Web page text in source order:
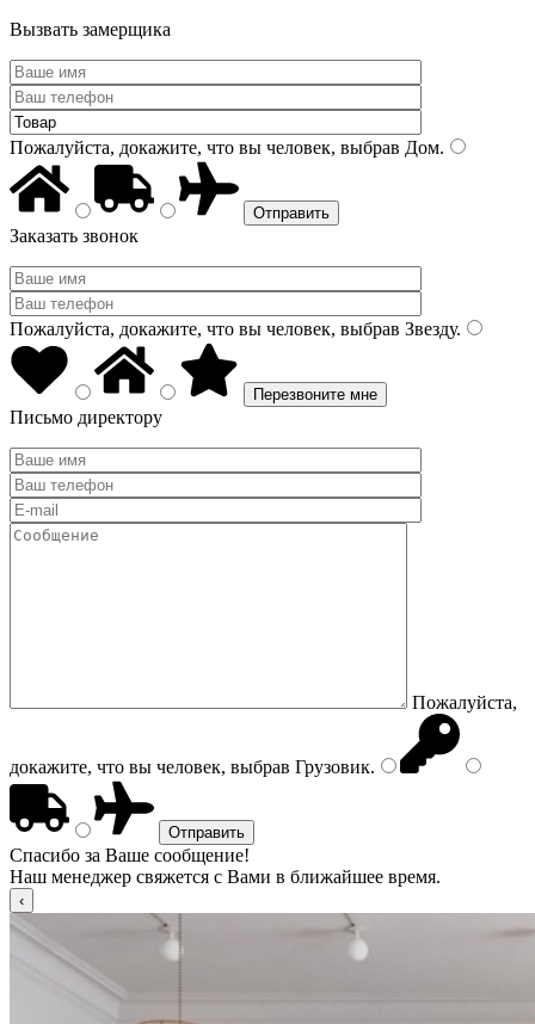
Вызвать замерщика
Пожалуйста, докажите, что вы человек, выбрав Дом.
Заказать звонок
Пожалуйста, докажите, что вы человек, выбрав Звезду.
Письмо директору
Пожалуйста,
докажите, что вы человек, выбрав Грузовик.
Спасибо за Ваше сообщение!
Наш менеджер свяжется с Вами в ближайшее время.